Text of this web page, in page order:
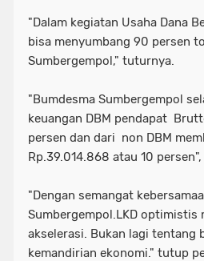
"Dalam kegiatan Usaha Dana
bisa menyumbang 90 persen
Sumbergempol," tuturnya.
"Bumdesma Sumbergempol
keuangan DBM pendapat
persen dan dari non DBM
Rp.39.014.868 atau 10
"Dengan semangat
Sumbergempol.LKD
akselerasi. Bukan lagi tentang
kemandirian ekonomi." tutup